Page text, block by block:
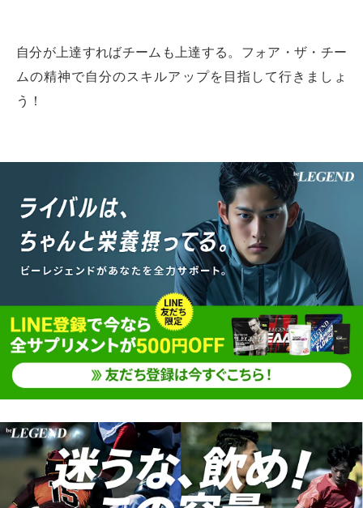
自分が上達すればチームも上達する。フォア・ザ・チー
ムの精神で自分のスキルアップを目指して行きましょ
う！